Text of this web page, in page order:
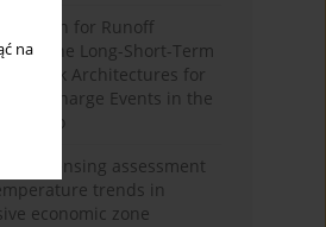
na
for Runoff
the Long-Short-Term
Network Architectures for
Discharge Events in the
sensing assessment
trends in
economic zone